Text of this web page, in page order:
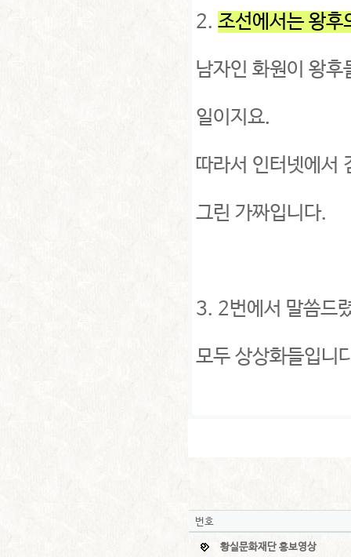
2. 조선에서는 왕후
남자인 화원이 왕후
일이지요.
따라서 인터넷에서
그린 가짜입니다.
3. 2번에서 말씀드
모두 상상화들입니
번호
황실문화재단 홍보영상